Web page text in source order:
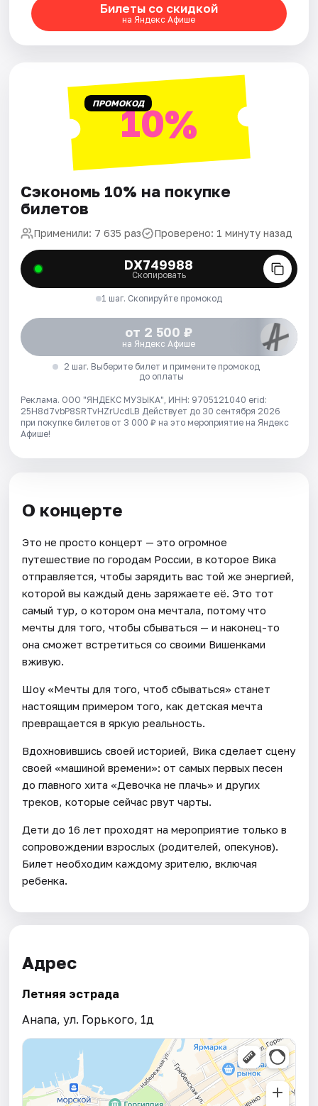
Билеты со скидкой
на Яндекс Афише
ПРОМОКОД10%
Сэкономь 10% на покупке
билетов
Применили: 7 635 раз Проверено: 1 минуту назад
DX749988
Скопировать
1 шаг. Скопируйте промокод
от 2 500 ₽
на Яндекс Афише
2 шаг. Выберите билет и примените промокод
до оплаты
Реклама. ООО "ЯНДЕКС МУЗЫКА", ИНН: 9705121040 erid:
25H8d7vbP8SRTvHZrUcdLB Действует до 30 сентября 2026
при покупке билетов от 3 000 ₽ на это мероприятие на Яндекс
Афише!
О концерте
Это не просто концерт — это огромное
путешествие по городам России, в которое Вика
отправляется, чтобы зарядить вас той же энергией,
которой вы каждый день заряжаете её. Это тот
самый тур, о котором она мечтала, потому что
мечты для того, чтобы сбываться — и наконец-то
она сможет встретиться со своими Вишенками
вживую.
Шоу «Мечты для того, чтоб сбываться» станет
настоящим примером того, как детская мечта
превращается в яркую реальность.
Вдохновившись своей историей, Вика сделает сцену
своей «машиной времени»: от самых первых песен
до главного хита «Девочка не плачь» и других
треков, которые сейчас рвут чарты.
Дети до 16 лет проходят на мероприятие только в
сопровождении взрослых (родителей, опекунов).
Билет необходим каждому зрителю, включая
ребенка.
Адрес
Летняя эстрада
Анапа, ул. Горького, 1д